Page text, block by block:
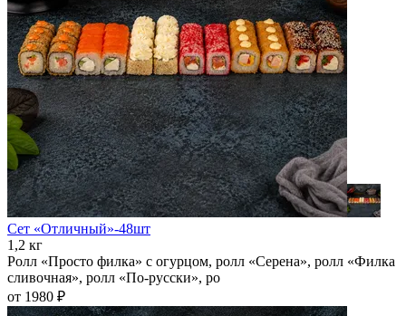
Сет «Отличный»-48шт
1,2 кг
Ролл «Просто филка» с огурцом, ролл «Серена», ролл «Филка
сливочная», ролл «По-русски», ро
от 1980 ₽